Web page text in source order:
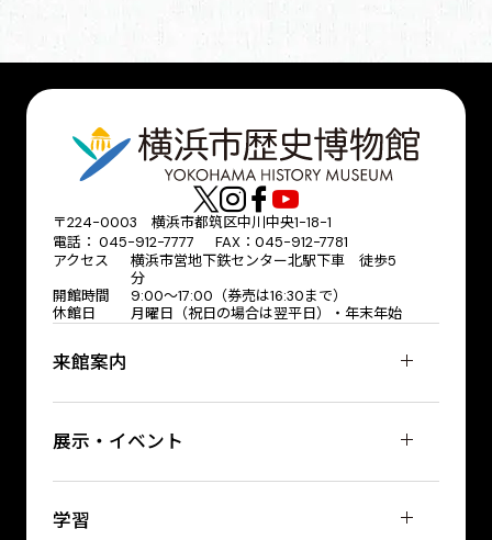
〒224-0003 横浜市都筑区中川中央1-18-1
電話： 045-912-7777 FAX：045-912-7781
アクセス
横浜市営地下鉄センター北駅下車 徒歩5
分
開館時間
9:00〜17:00（券売は16:30まで）
休館日
月曜日（祝日の場合は翌平日）・年末年始
来館案内
展示・イベント
学習